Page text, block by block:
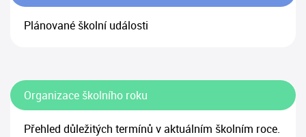
Plánované školní události
Organizace školního roku
Přehled důležitých termínů v aktuálním školním roce.